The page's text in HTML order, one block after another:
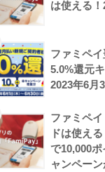
は使える
ファミペ
5.0%還元
2023年6月
ファミペ
ドは使え
で10,000
ャンペー